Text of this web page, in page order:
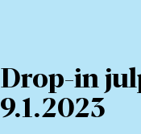
Drop-in
9.1.2023